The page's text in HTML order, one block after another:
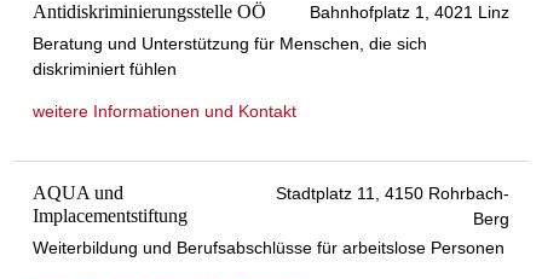
Antidiskriminierungsstelle OÖ
Bahnhofplatz 1, 4021 Linz
Beratung und Unterstützung für Menschen, die sich
diskriminiert fühlen
weitere Informationen und Kontakt
AQUA und
Implacementstiftung
Stadtplatz 11, 4150 Rohrbach-
Berg
Weiterbildung und Berufsabschlüsse für arbeitslose Personen